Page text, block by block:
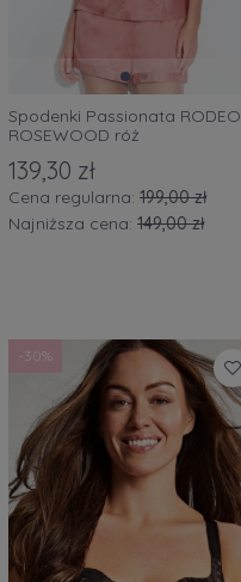
Spodenki Passionata RODEO
ROSEWOOD róż
139,30 zł
Cena regularna: 199,00 zł
Najniższa cena: 149,00 zł
-30%